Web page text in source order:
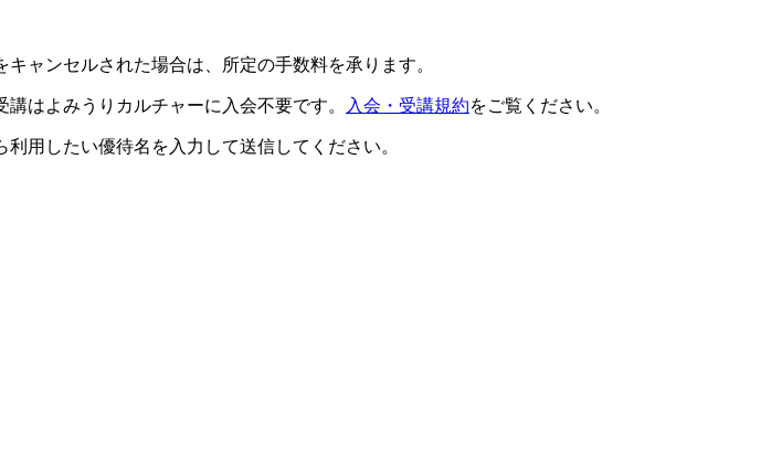
ャンセルされた場合は、所定の手数料を承ります。
はよみうりカルチャーに入会不要です。 入会・受講規約をご覧ください。
用したい優待名を入力して送信してください。